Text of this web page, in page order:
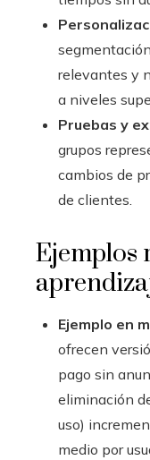
relevantes y
a niveles
Pruebas y
grupos
cambios de
de clientes.
Ejemplos
Ejemplo en
ofrecen
pago sin
eliminación
uso)
medio por